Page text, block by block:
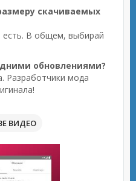
скачиваемых
есть. В общем, выбирай
обновлениями?
Разработчики мода
ВИДЕО